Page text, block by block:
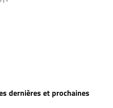
dernières et prochaines